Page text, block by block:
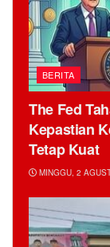
BERITA
The Fed
Kepastian
Tetap Kuat
MINGGU, 2